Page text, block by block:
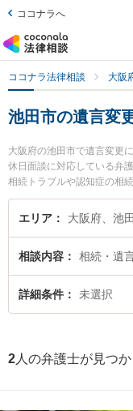
ココナラへ
ココナラ法律相談 大阪
池田市の遺言変
大阪府の池田市で遺言変更
休日面談に対応している弁
相続トラブルや認知症の相
き便利です。特にいけだ五
なみ法律事務所 石橋オフィ
績豊富な近くの弁護士を検
きる池田市内の弁護士に相
めです。
エリア 大阪府、池
相談内容 相続・遺
詳細条件 未選択
2 人の弁護士が見つ